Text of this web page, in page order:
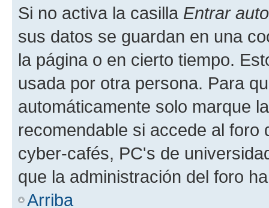
Si no activa la casilla Entrar
sus datos se guardan en una
la página o en cierto tiempo.
usada por otra persona. Para
automáticamente solo marque
recomendable si accede al foro
cyber-cafés, PC's de
que la administración del foro
Arriba